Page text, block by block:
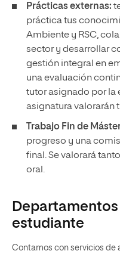
Prácticas externas:
práctica tus
Ambiente y RSC,
sector y desarrollar
gestión integral en
una evaluación
tutor asignado por la
asignatura valorarán
Trabajo Fin de
progreso y una
final. Se valorará
oral.
Departamentos
estudiante
Contamos con servicios de